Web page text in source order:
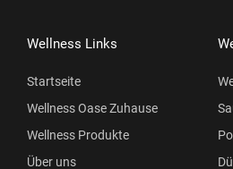
Wellness Links
Startseite
Wellness Oase Zuhause
Wellness Produkte
Über uns